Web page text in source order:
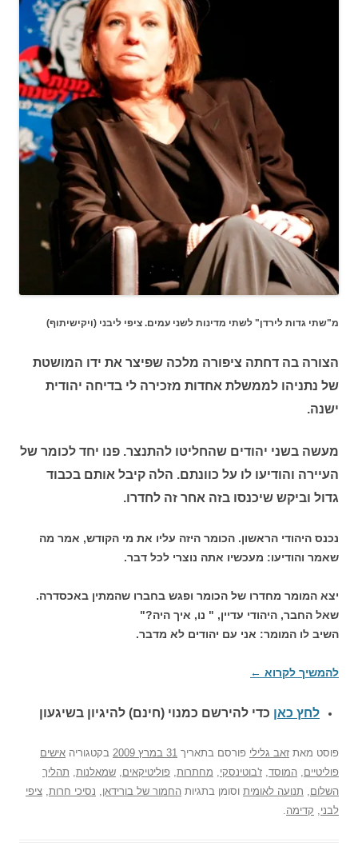
מ"שתי גדות לירדן" לשתי מדינות לשני עמים. ציפי ליבני (ויקישיתוף)
הצורה בה דחתה ציפורה מלכה שפיצר את ידו המושטת
של נתניהו לממשלת אחדות מזכירה לי בדיחה יהודית
ישנה.
מעשה בשני יהודים שהחליטו להתנצר. פנו יחד לכומר של
העיירה והודיעו לו על כוונתם. הלה קיבל אותם בכבוד
גדול וביקש שיכנסו בזה אחר זה לחדרו.
נכנס היהודי הראשון. הכומר היזה עליו את מי הקודש, אמר מה
שאמר והודיעו: מעכשיו אתה נוצרי לכל דבר.
יצא המומר מחדרו של הכומר ופגש בחברו שהמתין באכסדרה.
שאל החבר, היהודי עדיין, " נו, איך היה?"
השיב לו המומר: אני עם יהודים לא מדבר.
להמשיך לקרוא ←
לחץ כאן כדי להירשם כמנוי (חינם) להיגיון בשיגעון
פוסט מאת זאב גלילי פורסם בתאריך 31 במרץ 2009 בקטגוריה אישים
פוליטיים, המוסד, ז'בוטינסקי, מחתרות, פוליטיקאים, שמאלנות, תהליך
השלום, תנועה לאומית וסומן בתגיות החמור של בורידאן, נסיכי חרות, ציפי
לבני, קדימה.